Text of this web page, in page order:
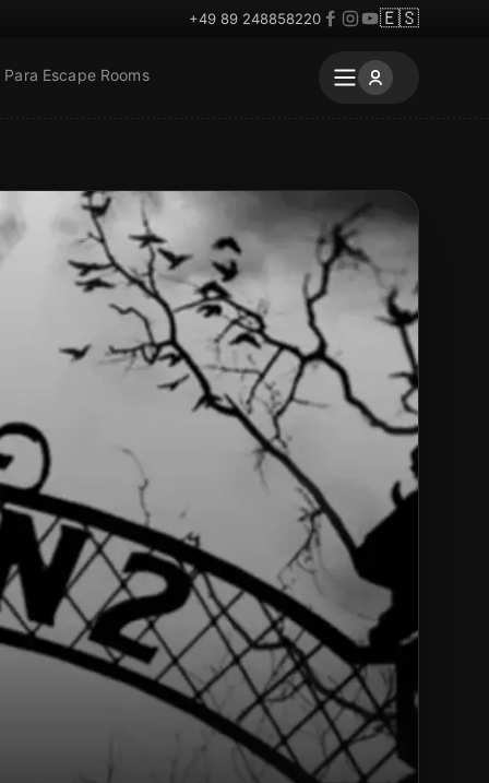
+49 89 248858220 🇪🇸
Para Escape Rooms